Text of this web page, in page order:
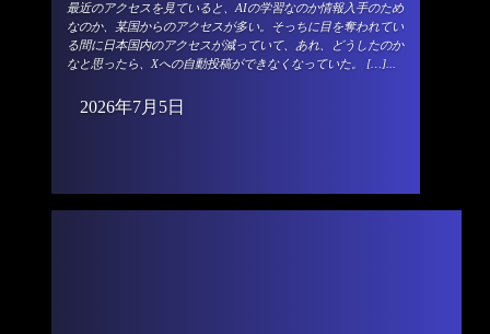
最近のアクセスを見ていると、AIの学習なのか情報入手のため
なのか、某国からのアクセスが多い。そっちに目を奪われてい
る間に日本国内のアクセスが減っていて、あれ、どうしたのか
なと思ったら、Xへの自動投稿ができなくなっていた。 […]...
2026年7月5日